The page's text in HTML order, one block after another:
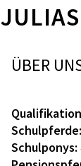
ÜBER
Schulpferde:
Schulponys: